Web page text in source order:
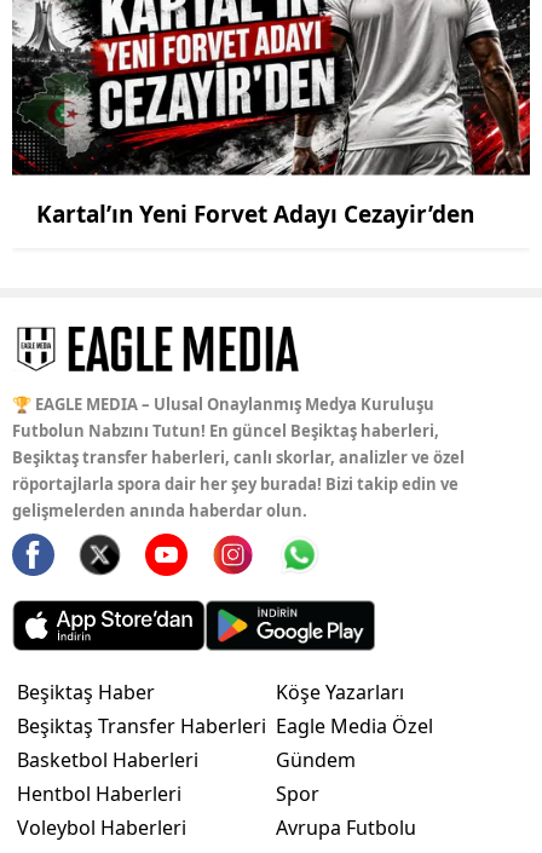
Kartal’ın Yeni Forvet Adayı Cezayir’den
🏆 EAGLE MEDIA – Ulusal Onaylanmış Medya Kuruluşu
Futbolun Nabzını Tutun! En güncel Beşiktaş haberleri,
Beşiktaş transfer haberleri, canlı skorlar, analizler ve özel
röportajlarla spora dair her şey burada! Bizi takip edin ve
gelişmelerden anında haberdar olun.
Beşiktaş Haber
Beşiktaş Transfer Haberleri
Basketbol Haberleri
Hentbol Haberleri
Voleybol Haberleri
Köşe Yazarları
Eagle Media Özel
Gündem
Spor
Avrupa Futbolu